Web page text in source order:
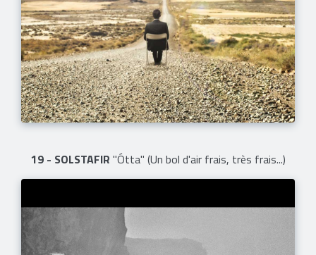
19 - SOLSTAFIR "Ótta" (Un bol d'air frais, très frais...)